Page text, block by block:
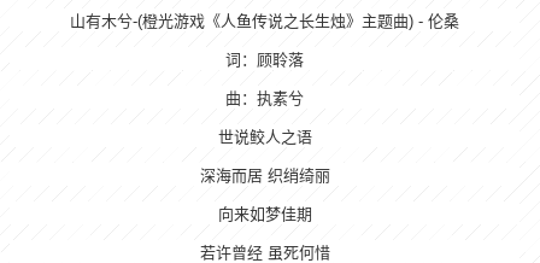
山有木兮-(橙光游戏《人鱼传说之长生烛》主题曲) - 伦桑
词：顾聆落
曲：执素兮
世说鲛人之语
深海而居 织绡绮丽
向来如梦佳期
若许曾经 虽死何惜